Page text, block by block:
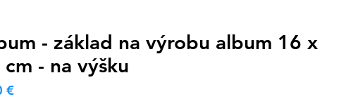
- základ na výrobu album 16 x
- na výšku
€Cena